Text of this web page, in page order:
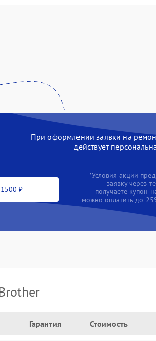
При оформлении заявки на
действует
1500 ₽
*Условия акции
заявку через
получаете купон
можно оплатить до
Гарантия Стоимость